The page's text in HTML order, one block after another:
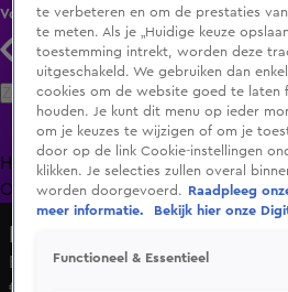
Volg KIJK
Zoeken
HomeUitzending Gemist
OranjezomerLivestreamsShop
El Che gaat een bedrijf starten
te verbeteren en om de prestaties
te meten. Als je „Huidige keuze
toestemming intrekt, worden deze
uitgeschakeld. We gebruiken dan
cookies om de website goed te laten
houden. Je kunt dit menu op ieder
om je keuzes te wijzigen of om je
door op de link Cookie-instellingen
klikken. Je selecties zullen overal
worden doorgevoerd.
Raadpleeg
meer informatie.
Bekijk hier onze
Functioneel & Essentieel